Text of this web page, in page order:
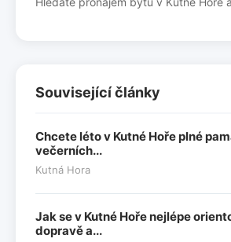
Související články
Chcete léto v Kutné Hoře plné
večerních...
Kutná Hora
Jak se v Kutné Hoře nejlépe
dopravě a...